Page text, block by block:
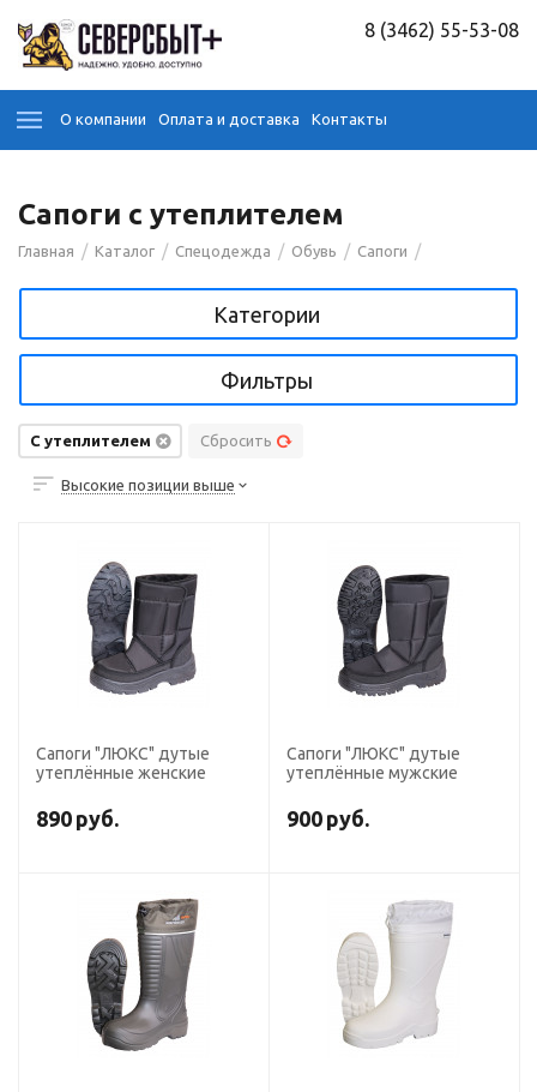
8 (3462) 55-53-08
О компании Оплата и доставка Контакты
Сапоги с утеплителем
Главная / Каталог / Спецодежда / Обувь / Сапоги /
Категории
Фильтры
С утеплителем Сбросить
Высокие позиции выше
Сапоги "ЛЮКС" дутые
утеплённые женские
890 руб.
Сапоги "ЛЮКС" дутые
утеплённые мужские
900 руб.